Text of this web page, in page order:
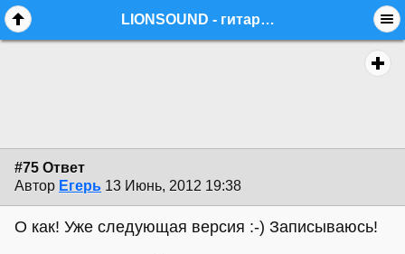
LIONSOUND - гитарные перегрузы (upd) - стр. 6 - commerce.feedback - Форум гитаристов
#75 Ответ
Автор Егерь 13 Июнь, 2012 19:38
О как! Уже следующая версия :-) Записываюсь!